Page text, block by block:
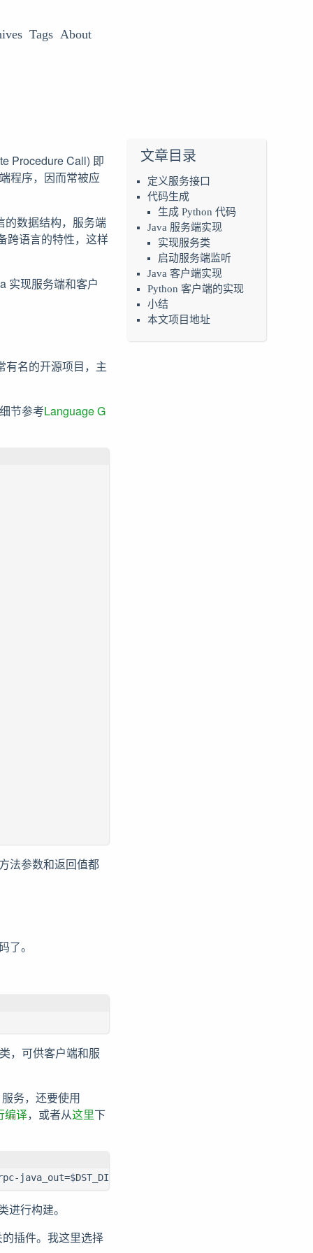
Tags About
文章目录
定义服务接口
代码生成
生成 Python 代码
Java 服务端实现
实现服务类
启动服务端监听
Java 客户端实现
Python 客户端的实现
小结
本文项目地址
Procedure Call) 即
程序，因而常被应
的数据结构，服务端
跨语言的特性，这样
实现服务端和客户
有名的开源项目，主
节参考Language G
法参数和返回值都
了。
，可供客户端和服
务，还要使用
编译，或者从这里下
--proto_path=$SRC_DIR $SRC_DIR/
行构建。
插件。我这里选择